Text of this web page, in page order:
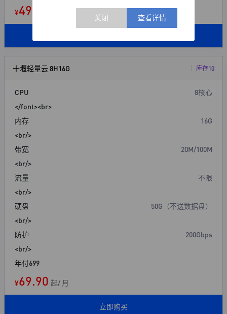
¥49.90
十堰轻量云 8H16G 库存10
CPU
8核心
</font><br>
内存
16G
<br/>
带宽
20M/100M
<br/>
流量
不限
<br/>
硬盘
50G（不送数据盘）
<br/>
防护
200Gbps
<br/>
年付699
¥69.90 起/ 月
立即购买
——群星云运营团队 2026年4月25日